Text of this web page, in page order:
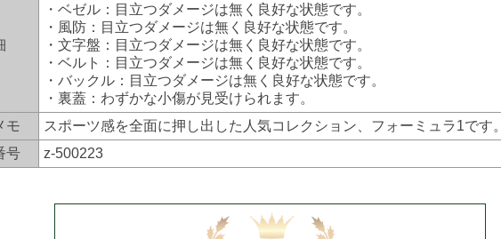
・ベゼル：目立つダメージは無く良好な状態です。
・風防：目立つダメージは無く良好な状態です。
・文字盤：目立つダメージは無く良好な状態です。
・ベルト：目立つダメージは無く良好な状態です。
・バックル：目立つダメージは無く良好な状態です。
・裏蓋：わずかな小傷が見受けられます。
モ
スポーツ感を全面に押し出した人気コレクション、フォーミュラ1です。
号
z-500223